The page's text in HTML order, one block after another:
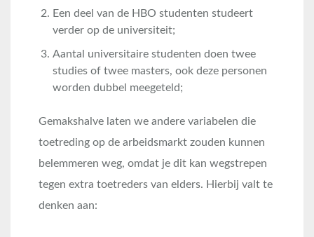
Een deel van de HBO studenten studeert
verder op de universiteit;
Aantal universitaire studenten doen twee
studies of twee masters, ook deze personen
worden dubbel meegeteld;
Gemakshalve laten we andere variabelen die
toetreding op de arbeidsmarkt zouden kunnen
belemmeren weg, omdat je dit kan wegstrepen
tegen extra toetreders van elders. Hierbij valt te
denken aan: